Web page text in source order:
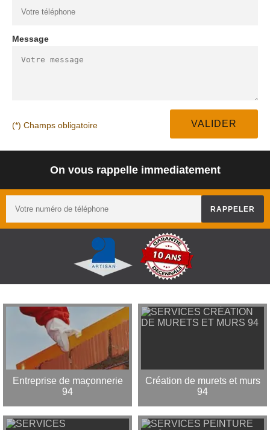
Message
(*) Champs obligatoire
On vous rappelle immediatement
Entreprise de maçonnerie
94
Création de murets et murs
94